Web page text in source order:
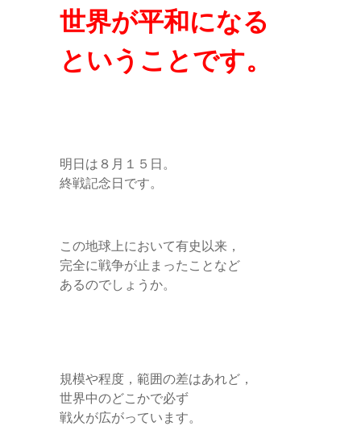
世界が平和になる
ということです。
明日は８月１５日。
終戦記念日です。
この地球上において有史以来，
完全に戦争が止まったことなど
あるのでしょうか。
規模や程度，範囲の差はあれど，
世界中のどこかで必ず
戦火が広がっています。